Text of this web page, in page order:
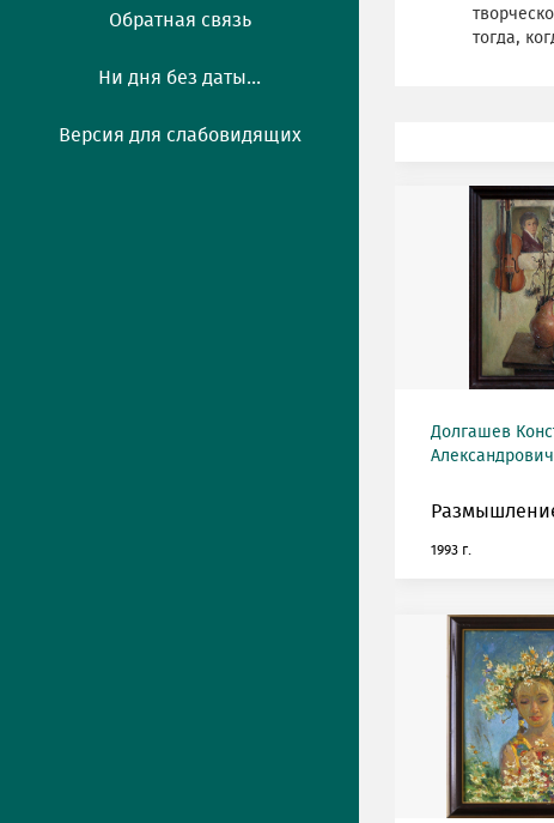
Обратная связь
Ни дня без даты...
Версия для слабовидящих
тогда,
Долгашев
1993 г.